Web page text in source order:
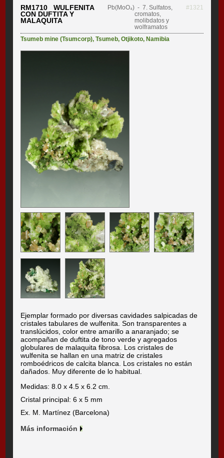
RM1710 WULFENITA
CON DUFTITA Y
MALAQUITA
Pb(MoO₄) - 7. Sulfatos,
cromatos,
molibdatos y
wolframatos
#1321
Tsumeb mine (Tsumcorp),Tsumeb,Otjikoto, Namibia
Ejemplar formado por diversas cavidades salpicadas de
cristales tabulares de wulfenita. Son transparentes a
translúcidos, color entre amarillo a anaranjado; se
acompañan de duftita de tono verde y agregados
globulares de malaquita fibrosa. Los cristales de
wulfenita se hallan en una matriz de cristales
romboédricos de calcita blanca. Los cristales no están
dañados. Muy diferente de lo habitual.
Medidas: 8.0 x 4.5 x 6.2 cm.
Cristal principal: 6 x 5 mm
Ex. M. Martínez (Barcelona)
Más información